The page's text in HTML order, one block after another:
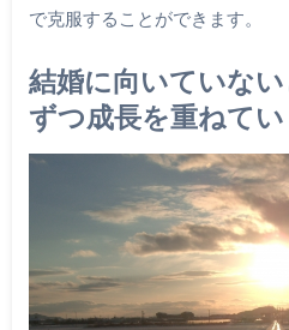
で克服することができます。
結婚に向いていな
ずつ成長を重ねて